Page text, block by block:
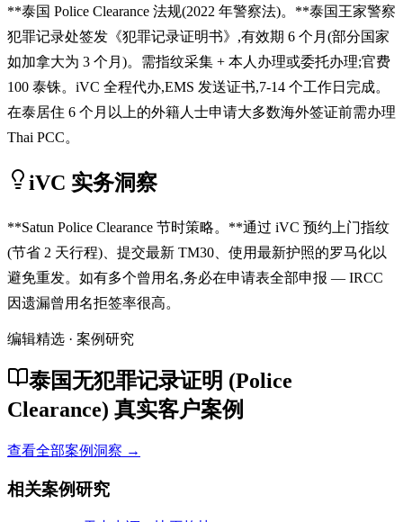
**泰国 Police Clearance 法规(2022 年警察法)。**泰国王家警察
犯罪记录处签发《犯罪记录证明书》,有效期 6 个月(部分国家
如加拿大为 3 个月)。需指纹采集 + 本人办理或委托办理;官费
100 泰铢。iVC 全程代办,EMS 发送证书,7-14 个工作日完成。
在泰居住 6 个月以上的外籍人士申请大多数海外签证前需办理
Thai PCC。
iVC 实务洞察
**Satun Police Clearance 节时策略。**通过 iVC 预约上门指纹
(节省 2 天行程)、提交最新 TM30、使用最新护照的罗马化以
避免重发。如有多个曾用名,务必在申请表全部申报 — IRCC
因遗漏曾用名拒签率很高。
编辑精选 · 案例研究
泰国无犯罪记录证明 (Police
Clearance) 真实客户案例
查看全部案例洞察 →
相关案例研究